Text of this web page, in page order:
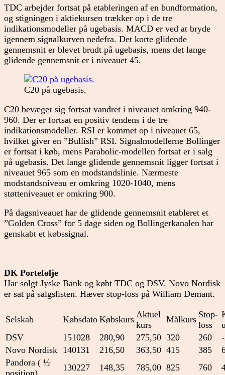
TDC arbejder fortsat på etableringen af en bundformation,
og stigningen i aktiekursen trækker op i de tre
indikationsmodeller på ugebasis. MACD er ved at bryde
igennem signalkurven nedefra. Det korte glidende
gennemsnit er blevet brudt på ugebasis, mens det lange
glidende gennemsnit er i niveauet 45.
C20 på ugebasis.
C20 bevæger sig fortsat vandret i niveauet omkring 940-
960. Der er fortsat en positiv tendens i de tre
indikationsmodeller. RSI er kommet op i niveauet 65,
hvilket giver en ”Bullish” RSI. Signalmodellerne Bollinger
er fortsat i køb, mens Parabolic-modellen fortsat er i salg
på ugebasis. Det lange glidende gennemsnit ligger fortsat i
niveauet 965 som en modstandslinie. Nærmeste
modstandsniveau er omkring 1020-1040, mens
støtteniveauet er omkring 900.
På dagsniveauet har de glidende gennemsnit etableret et
”Golden Cross” for 5 dage siden og Bollingerkanalen har
genskabt et købssignal.
DK Portefølje
Har solgt Jyske Bank og købt TDC og DSV. Novo Nordisk
er sat på salgslisten. Hæver stop-loss på William Demant.
Selskab Købsdato Købskurs Aktuel
kurs
Målkurs Stop-
loss
DSV
151028 280,90 275,50 320 260
Novo Nordisk 140131 216,50 363,50 415 385
Pandora ( ½
130227 148,35 785,00 825 760